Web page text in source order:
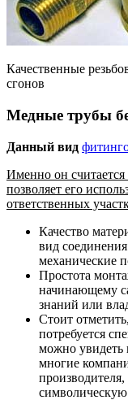
Качественные
сгонов
Медные трубы
Данный вид
Именно он
позволяет его
ответственных
Качество
вид
механические
Простота
начинающему
знаний или
Стоит
потребуется
можно увидеть
многие
производителя,
символическую